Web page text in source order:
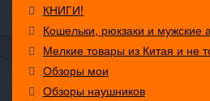
КНИГИ!
Кошельки, рюкзаки и мужские
Мелкие товары из Китая и не
Обзоры мои
Обзоры наушников